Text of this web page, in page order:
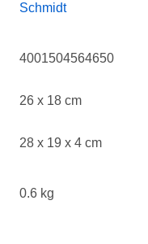
Schmidt
4001504564650
26 x 18 cm
28 x 19 x 4 cm
0.6 kg